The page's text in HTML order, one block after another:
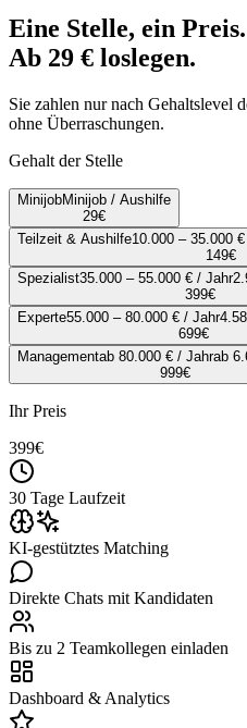
Eine Stelle, ein Preis.
Ab 29 € loslegen.
Sie zahlen nur nach
ohne Überraschungen.
Gehalt der Stelle
MinijobMinijob / Aushilfe
29€
Teilzeit & Aushilfe10.000 – 35.000
149€
Spezialist35.000 – 55.000 € / Jahr
399€
Experte55.000 – 80.000 € / Jahr
699€
Managementab 80.000 € / Jahrab
999€
Ihr Preis
399€
30 Tage Laufzeit
KI-gestütztes Matching
Direkte Chats mit Kandidaten
Bis zu 2 Teamkollegen einladen
Dashboard & Analytics